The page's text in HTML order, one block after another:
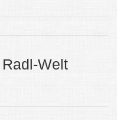
Welt